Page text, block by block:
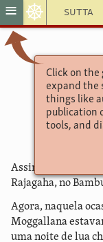
Sutta
≡ ☸
Click on the
expand the
things like
publication
tools, and
Assim ouvi. Em
Rajagaha, no
Agora, naquela
Moggallana
uma noite de lua